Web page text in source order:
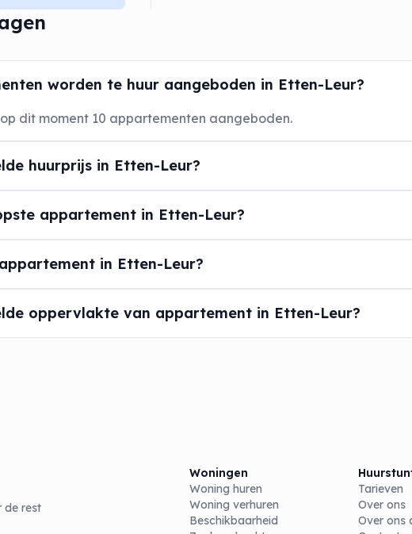
worden te huur aangeboden in Etten-Leur?
dit moment 10 appartementen aangeboden.
huurprijs in Etten-Leur?
appartement in Etten-Leur?
in Etten-Leur?
oppervlakte van appartement in Etten-Leur?
de rest
Woningen
Woning huren
Woning verhuren
Beschikbaarheid
Tarieven
Over ons
Over ons